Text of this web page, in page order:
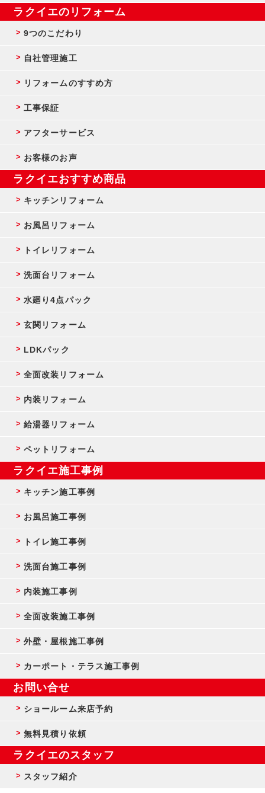
ラクイエのリフォーム
9つのこだわり
自社管理施工
リフォームのすすめ方
工事保証
アフターサービス
お客様のお声
ラクイエおすすめ商品
キッチンリフォーム
お風呂リフォーム
トイレリフォーム
洗面台リフォーム
水廻り4点パック
玄関リフォーム
LDKパック
全面改装リフォーム
内装リフォーム
給湯器リフォーム
ペットリフォーム
ラクイエ施工事例
キッチン施工事例
お風呂施工事例
トイレ施工事例
洗面台施工事例
内装施工事例
全面改装施工事例
外壁・屋根施工事例
カーポート・テラス施工事例
お問い合せ
ショールーム来店予約
無料見積り依頼
ラクイエのスタッフ
スタッフ紹介